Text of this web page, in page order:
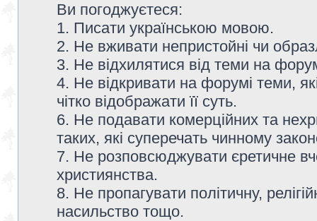
Ви погоджуєтеся:
1. Писати українською мовою.
2. Не вживати непристойні чи
3. Не відхилятися від теми на
4. Не відкривати на форумі теми,
чітко відображати її суть.
6. Не подавати комерційних та
таких, які суперечать чинному
7. Не розповсюджувати єретичне
християнства.
8. Не пропагувати політичну,
насильство тощо.